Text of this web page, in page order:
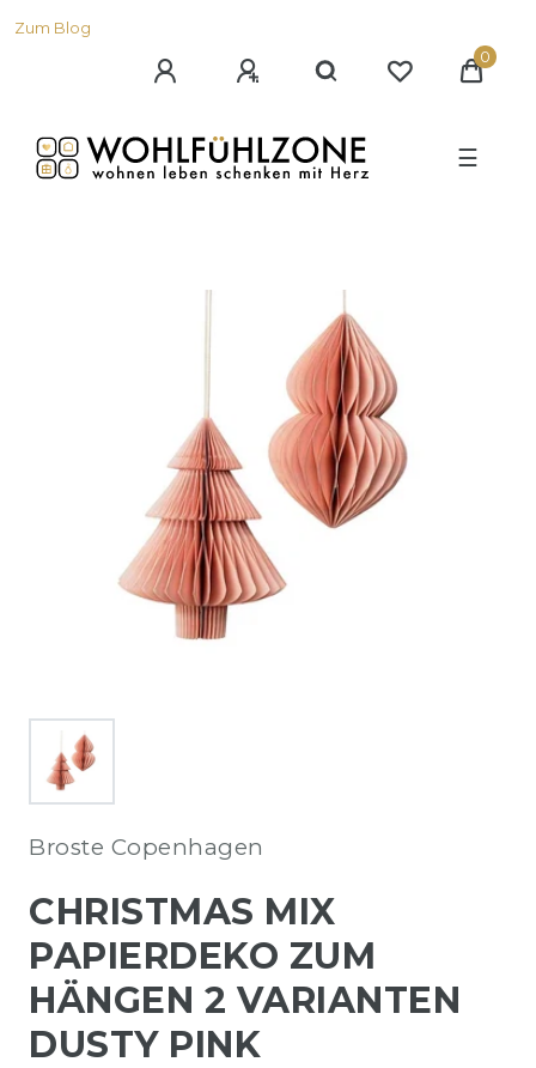
Zum Blog
0
☰
Broste Copenhagen
CHRISTMAS MIX
PAPIERDEKO ZUM
HÄNGEN 2 VARIANTEN
DUSTY PINK